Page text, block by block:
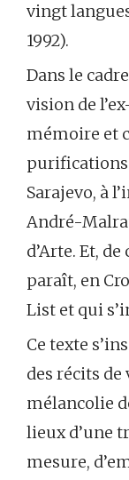
vingt
1992).
Dans le
vision de
mémoire et
purifications
Sarajevo, à
André-
d’Arte. Et,
paraît, en
List et qui
Ce texte
des récits de
mélancolie
lieux d’une
mesure,